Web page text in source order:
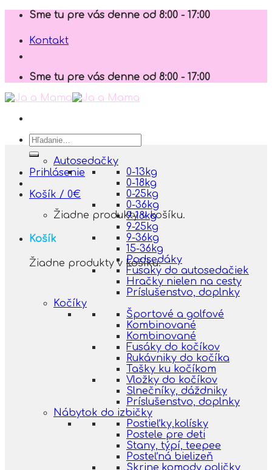
Skip
content
Sme tu pre vás denne od 8:00 - 17:00
Kontakt
Sme tu pre vás denne od 8:00 - 17:00
Hľadať:
Prihlásenie
Košík / 0€
Žiadne produkty v košíku.
Košík
Žiadne produkty v košíku.
Autosedačky
0-13kg
0-18kg
0-25kg
0-36kg
9-18kg
9-25kg
9-36kg
15-36kg
Podsedáky
Fusaky do autosedačiek
Hračky nielen na cesty
Príslušenstvo, doplnky
Kočíky
Športové a golfové
Kombinované
Kombinované
Fusáky do kočíkov
Rukávniky do kočíka
Tašky ku kočíkom
Vložky do kočíkov
Slnečníky, dáždniky
Príslušenstvo, doplnky
Nábytok do izbičky
Postieľky,kolísky
Postele pre deti
Stany, týpí, teepee
Posteľná bielizeň
Skrine,komody,poličky,